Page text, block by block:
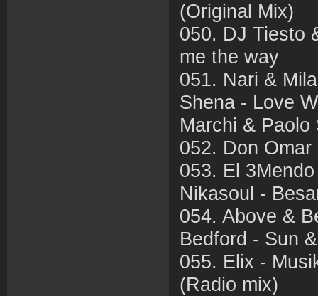
(Original Mix)
050. DJ Tiesto
me the way
051. Nari &
Shena - Love
Marchi &
052. Don Omar
053. El
Nikasoul -
054. Above &
Bedford - Sun
055. Elix -
(Radio mix)